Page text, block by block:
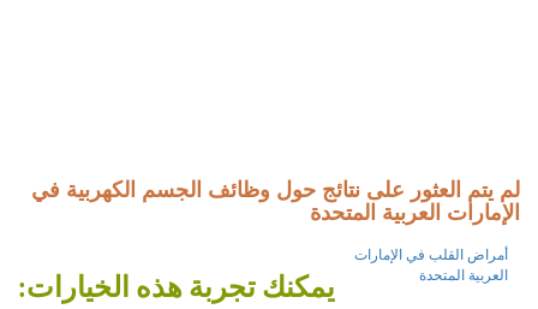
لم يتم العثور على نتائج حول وظائف الجسم الكهربية في
الإمارات العربية المتحدة
يمكنك تجربة هذه الخيارات:
أمراض القلب في الإمارات
العربية المتحدة